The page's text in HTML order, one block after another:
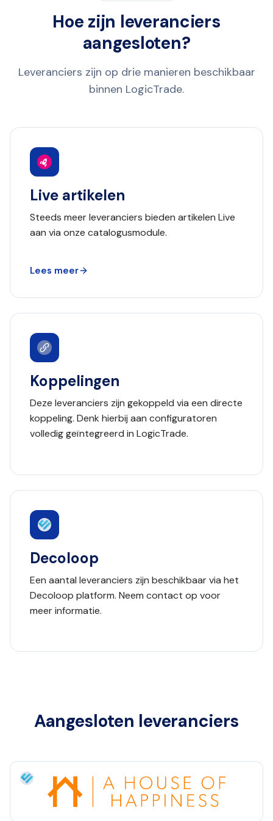
Hoe zijn leveranciers
aangesloten?
Leveranciers zijn op drie manieren beschikbaar
binnen LogicTrade.
Live artikelen
Steeds meer leveranciers bieden artikelen Live
aan via onze catalogusmodule.
Lees meer
Koppelingen
Deze leveranciers zijn gekoppeld via een directe
koppeling. Denk hierbij aan configuratoren
volledig geïntegreerd in LogicTrade.
Decoloop
Een aantal leveranciers zijn beschikbaar via het
Decoloop platform. Neem contact op voor
meer informatie.
Aangesloten leveranciers